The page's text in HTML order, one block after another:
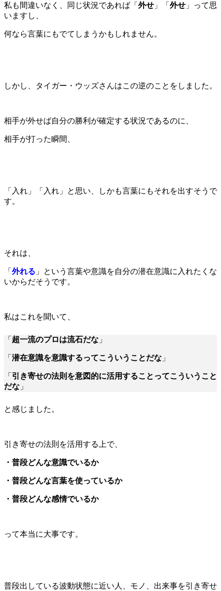
私も間違いなく、同じ状況であれば「 外せ 」「 外せ 」って思
いますし、
何なら言葉にもでてしまうかもしれません。
しかし、タイガー・ウッズさんはこの逆のことをしました。
相手が外せば自分の勝利が確定する状況であるのに、
相手が打った瞬間、
「 入れ 」「 入れ 」と思い、しかも言葉にもそれを出すそうで
す。
それは、
「 外れる 」という言葉や意識を自分の潜在意識に入れたくな
いからだそうです。
私はこれを聞いて、
「 超一流のプロは流石だな 」
「 潜在意識を意識するってこういうことだな 」
「 引き寄せの法則を意図的に活用することってこういうこと
だな 」
と感じました。
引き寄せの法則を活用する上で、
・普段どんな意識でいるか
・普段どんな言葉を使っているか
・普段どんな感情でいるか
って本当に大事です。
普段出している波動状態に近い人、モノ、出来事を引き寄せ